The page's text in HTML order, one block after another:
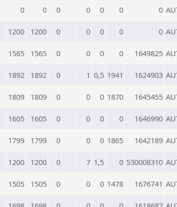
0 0 0 0 0 0 0
1200 1200 0 0 0 0 0
1565 1565 0 0 0 0 1649825
1892 1892 0 1 0,5 1941 1624903
1809 1809 0 0 0 1870 1645455
1605 1605 0 0 0 0 1646990
1799 1799 0 0 0 1865 1642189
1200 1200 0 7 1,5 0 530008310
1505 1505 0 0 0 1478 1676741